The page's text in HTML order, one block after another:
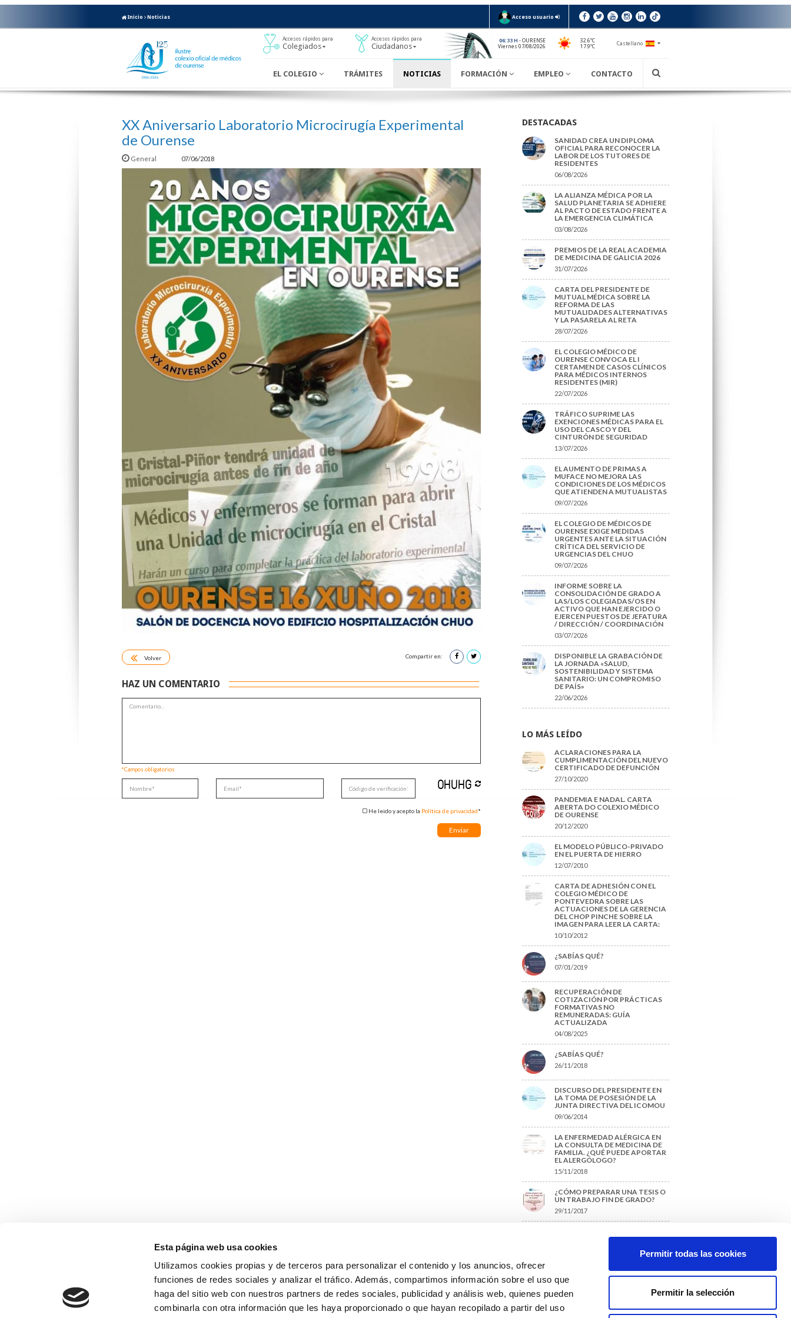
Esta página web usa cookies
Utilizamos cookies propias y de terceros para personalizar el contenido y los anuncios, ofrecer
funciones de redes sociales y analizar el tráfico. Además, compartimos información sobre el uso que
haga del sitio web con nuestros partners de redes sociales, publicidad y análisis web, quienes pueden
combinarla con otra información que les haya proporcionado o que hayan recopilado a partir del uso
Permitir todas las cookies
Permitir la selección
Inicio Noticias Acceso usuario
Accesos rápidos para
Colegiados
Accesos rápidos para
Ciudadanos
06:33 H - OURENSE
Viernes 07/08/2026
32.6ºC
17.9ºC
Castellano
EL COLEGIO TRÁMITES NOTICIAS FORMACIÓN EMPLEO CONTACTO
XX Aniversario Laboratorio Microcirugía Experimental
de Ourense
General 07/06/2018
Volver Compartir en:
HAZ UN COMENTARIO
*Campos obligatorios
He leido y acepto la Política de privacidad*
DESTACADAS
SANIDAD CREA UN DIPLOMA
OFICIAL PARA RECONOCER LA
LABOR DE LOS TUTORES DE
RESIDENTES
06/08/2026
LA ALIANZA MÉDICA POR LA
SALUD PLANETARIA SE ADHIERE
AL PACTO DE ESTADO FRENTE A
LA EMERGENCIA CLIMÁTICA
03/08/2026
PREMIOS DE LA REAL ACADEMIA
DE MEDICINA DE GALICIA 2026
31/07/2026
CARTA DEL PRESIDENTE DE
MUTUAL MÉDICA SOBRE LA
REFORMA DE LAS
MUTUALIDADES ALTERNATIVAS
Y LA PASARELA AL RETA
28/07/2026
EL COLEGIO MÉDICO DE
OURENSE CONVOCA EL I
CERTAMEN DE CASOS CLÍNICOS
PARA MÉDICOS INTERNOS
RESIDENTES (MIR)
22/07/2026
TRÁFICO SUPRIME LAS
EXENCIONES MÉDICAS PARA EL
USO DEL CASCO Y DEL
CINTURÓN DE SEGURIDAD
13/07/2026
EL AUMENTO DE PRIMAS A
MUFACE NO MEJORA LAS
CONDICIONES DE LOS MÉDICOS
QUE ATIENDEN A MUTUALISTAS
09/07/2026
EL COLEGIO DE MÉDICOS DE
OURENSE EXIGE MEDIDAS
URGENTES ANTE LA SITUACIÓN
CRÍTICA DEL SERVICIO DE
URGENCIAS DEL CHUO
09/07/2026
INFORME SOBRE LA
CONSOLIDACIÓN DE GRADO A
LAS/LOS COLEGIADAS/OS EN
ACTIVO QUE HAN EJERCIDO O
EJERCEN PUESTOS DE JEFATURA
/ DIRECCIÓN / COORDINACIÓN
03/07/2026
DISPONIBLE LA GRABACIÓN DE
LA JORNADA «SALUD,
SOSTENIBILIDAD Y SISTEMA
SANITARIO: UN COMPROMISO
DE PAÍS»
22/06/2026
LO MÁS LEÍDO
ACLARACIONES PARA LA
CUMPLIMENTACIÓN DEL NUEVO
CERTIFICADO DE DEFUNCIÓN
27/10/2020
PANDEMIA E NADAL. CARTA
ABERTA DO COLEXIO MÉDICO
DE OURENSE
20/12/2020
EL MODELO PÚBLICO-PRIVADO
EN EL PUERTA DE HIERRO
12/07/2010
CARTA DE ADHESIÓN CON EL
COLEGIO MÉDICO DE
PONTEVEDRA SOBRE LAS
ACTUACIONES DE LA GERENCIA
DEL CHOP PINCHE SOBRE LA
IMAGEN PARA LEER LA CARTA:
10/10/2012
¿SABÍAS QUÉ?
07/01/2019
RECUPERACIÓN DE
COTIZACIÓN POR PRÁCTICAS
FORMATIVAS NO
REMUNERADAS: GUÍA
ACTUALIZADA
04/08/2025
¿SABÍAS QUÉ?
26/11/2018
DISCURSO DEL PRESIDENTE EN
LA TOMA DE POSESIÓN DE LA
JUNTA DIRECTIVA DEL ICOMOU
09/06/2014
LA ENFERMEDAD ALÉRGICA EN
LA CONSULTA DE MEDICINA DE
FAMILIA. ¿QUÉ PUEDE APORTAR
EL ALERGÓLOGO?
15/11/2018
¿CÓMO PREPARAR UNA TESIS O
UN TRABAJO FIN DE GRADO?
29/11/2017
protección de datos